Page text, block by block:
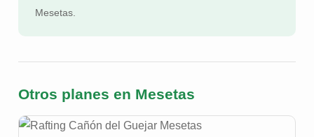
Mesetas.
Otros planes en Mesetas